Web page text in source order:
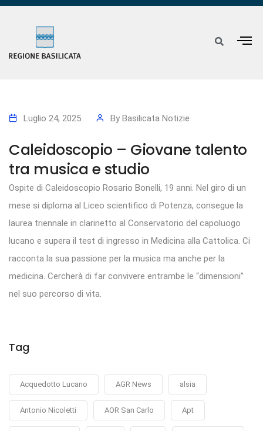
Luglio 24, 2025 By Basilicata Notizie
Caleidoscopio – Giovane talento
tra musica e studio
Ospite di Caleidoscopio Rosario Bonelli, 19 anni. Nel giro di un
mese si diploma al Liceo scientifico di Potenza, consegue la
laurea triennale in clarinetto al Conservatorio del capoluogo
lucano e supera il test di ingresso in Medicina alla Cattolica. Ci
racconta la sua passione per la musica ma anche per la
medicina. Cercherà di far convivere entrambe le “dimensioni”
nel suo percorso di vita.
Tag
Acquedotto Lucano AGR News alsia
Antonio Nicoletti AOR San Carlo Apt